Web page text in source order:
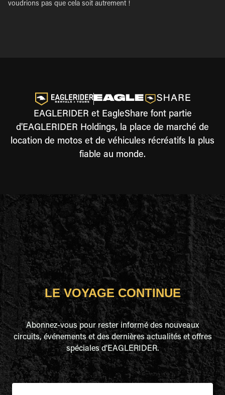
voudrions pas que cela soit autrement !
EAGLERIDER et EagleShare font partie
d'EAGLERIDER Holdings, la place de marché de
location de motos et de véhicules récréatifs la plus
fiable au monde.
LE VOYAGE CONTINUE
Abonnez-vous pour rester informé des nouveaux
circuits, événements et des dernières actualités et offres
spéciales d'EAGLERIDER.